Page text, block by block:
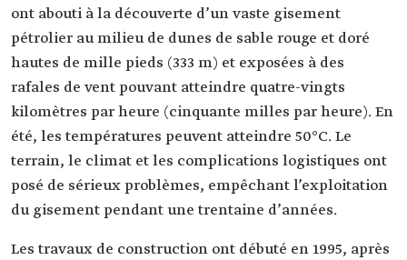
ont abouti à la découverte d’un vaste gisement
pétrolier au milieu de dunes de sable rouge et doré
hautes de mille pieds (333 m) et exposées à des
rafales de vent pouvant atteindre quatre-vingts
kilomètres par heure (cinquante milles par heure). En
été, les températures peuvent atteindre 50°C. Le
terrain, le climat et les complications logistiques ont
posé de sérieux problèmes, empêchant l’exploitation
du gisement pendant une trentaine d’années.
Les travaux de construction ont débuté en 1995, après